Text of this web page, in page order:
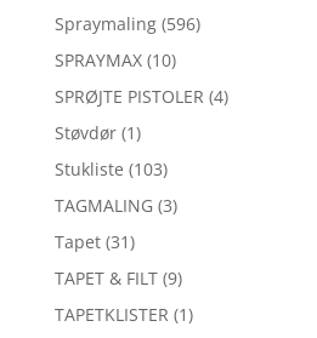
Spraymaling (596)
SPRAYMAX (10)
SPRØJTE PISTOLER (4)
Støvdør (1)
Stukliste (103)
TAGMALING (3)
Tapet (31)
TAPET & FILT (9)
TAPETKLISTER (1)